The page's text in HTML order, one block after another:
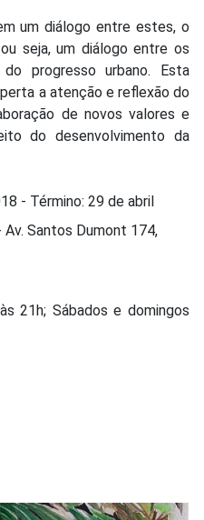
um diálogo entre estes, o
seja, um diálogo entre os
progresso urbano. Esta
a atenção e reflexão do
de novos valores e
do desenvolvimento da
- Término: 29 de abril
Santos Dumont 174,
21h; Sábados e domingos